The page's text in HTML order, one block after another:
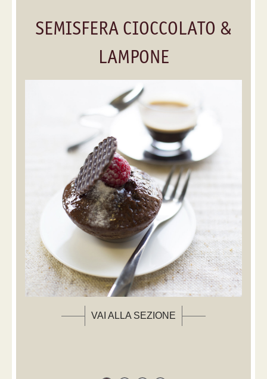
SEMISFERA CIOCCOLATO &
LAMPONE
VAI ALLA SEZIONE